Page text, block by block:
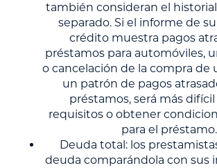
también consideran el
separado. Si el informe de
crédito muestra pagos
préstamos para automóviles,
o cancelación de la compra de
un patrón de pagos
préstamos, será más
requisitos o obtener
para el préstamo.
Deuda total: los
deuda comparándola con sus